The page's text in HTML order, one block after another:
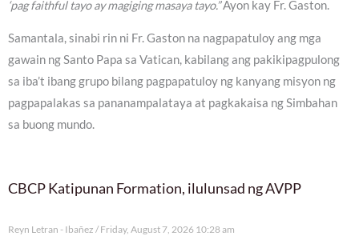
‘pag faithful tayo ay magiging masaya tayo.”Ayon kay Fr. Gaston.
Samantala, sinabi rin ni Fr. Gaston na nagpapatuloy ang mga
gawain ng Santo Papa sa Vatican, kabilang ang pakikipagpulong
sa iba’t ibang grupo bilang pagpapatuloy ng kanyang misyon ng
pagpapalakas sa pananampalataya at pagkakaisa ng Simbahan
sa buong mundo.
CBCP Katipunan Formation, ilulunsad ng AVPP
Reyn Letran - Ibañez Friday, August 7, 2026 10:28 am